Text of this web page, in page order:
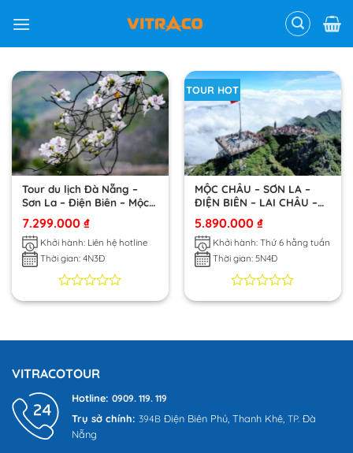
content
Tour du lịch Đà Nẵng –
Sơn La – Điện Biên – Mộc
Châu – Cầu Kính Bạch
Long
7.299.000₫
Khởi hành: Liên hệ hotline
Thời gian: 4N3Đ
0
0
giá
TOUR HOT
MỘC CHÂU – SƠN LA –
ĐIỆN BIÊN – LAI CHÂU –
SAPA
5.890.000₫
Khởi hành: Thứ 6 hằng tuần
Thời gian: 5N4Đ
0
0
VITRACOTOUR
Hotline: 0909. 119. 119
Trụ sở chính: 394B Điện Biên Phủ, Thanh Khê, TP. Đà
Nẵng